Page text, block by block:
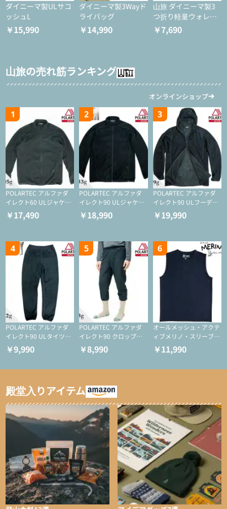
ダイニーマ製ULサコ
ッシュL
￥15,990
ダイニーマ製3Wayド
ライバッグ
￥14,990
山旅 ダイニーマ製3
つ折り軽量ウォレッ
ト
￥7,690
山旅の売れ筋ランキング
オンラインショップ
1
POLARTEC アルファダ
イレクト60 ULジャケッ
ト（登山/ミドルレイヤ
ー/化繊ジャケット）
￥17,490
2
POLARTEC アルファダ
イレクト90 ULジャケッ
ト（アクティブインサレ
ーション/ミドルレイヤ
￥18,990
3
POLARTEC アルファダ
イレクト90 ULフーディ
（アクティブインサレー
ション/ミドルレイヤー/
￥19,990
4
POLARTEC アルファダ
イレクト90 ULタイツ
（アクティブインサレー
ション/テント泊用パジ
￥9,990
5
POLARTEC アルファダ
イレクト90 クロップド
ULタイツ（アクティブ
インサレーション/テン
￥8,990
6
オールメッシュ・アクテ
ィブメリノ・スリーブレ
ス
￥11,990
殿堂入りアイテム